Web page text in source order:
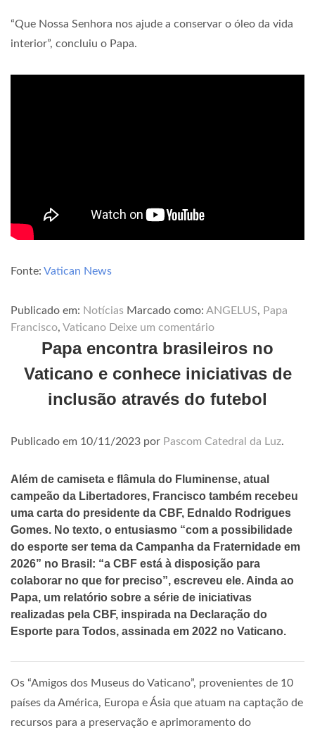
“Que Nossa Senhora nos ajude a conservar o óleo da vida
interior”, concluiu o Papa.
Fonte: Vatican News
Publicado em: Notícias Marcado como: ANGELUS, Papa
Francisco, Vaticano Deixe um comentário
Papa encontra brasileiros no
Vaticano e conhece iniciativas de
inclusão através do futebol
Publicado em 10/11/2023 por Pascom Catedral da Luz.
Além de camiseta e flâmula do Fluminense, atual
campeão da Libertadores, Francisco também recebeu
uma carta do presidente da CBF, Ednaldo Rodrigues
Gomes. No texto, o entusiasmo “com a possibilidade
do esporte ser tema da Campanha da Fraternidade em
2026” no Brasil: “a CBF está à disposição para
colaborar no que for preciso”, escreveu ele. Ainda ao
Papa, um relatório sobre a série de iniciativas
realizadas pela CBF, inspirada na Declaração do
Esporte para Todos, assinada em 2022 no Vaticano.
Os “Amigos dos Museus do Vaticano”, provenientes de 10
países da América, Europa e Ásia que atuam na captação de
recursos para a preservação e aprimoramento do